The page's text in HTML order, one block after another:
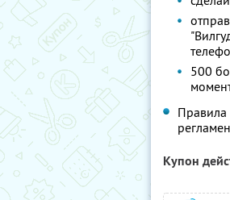
500
Правила
Купон